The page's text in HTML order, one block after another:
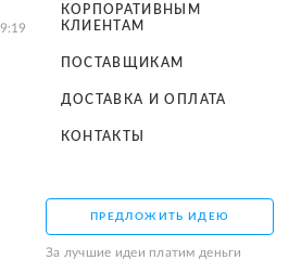
КОРПОРАТИВНЫМ
КЛИЕНТАМ
ПОСТАВЩИКАМ
ДОСТАВКА И ОПЛАТА
КОНТАКТЫ
ПРЕДЛОЖИТЬ ИДЕЮ
За лучшие идеи платим деньги